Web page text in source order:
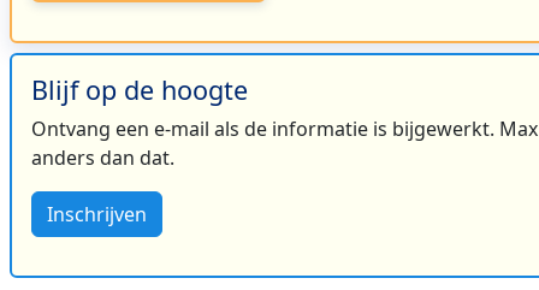
Blijf op de hoogte
Ontvang een e-mail als de informatie is bijgewerkt.
anders dan dat.
Inschrijven